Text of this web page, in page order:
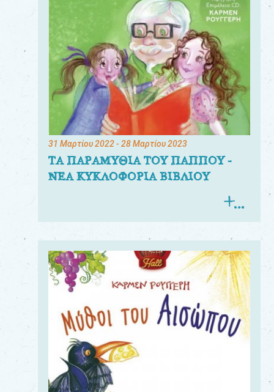
31 Μαρτίου 2022- 28 Μαρτίου 2023
ΤΑ ΠΑΡΑΜΥΘΙΑ ΤΟΥ ΠΑΠΠΟΥ -
ΝΕΑ ΚΥΚΛΟΦΟΡΙΑ ΒΙΒΛΙΟΥ